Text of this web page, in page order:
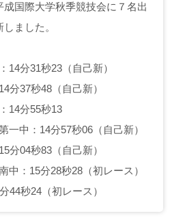
国際大学秋季競技会に７名出
ました。
14分31秒23（自己新）
分37秒48（自己新）
14分55秒13
一中：14分57秒06（自己新）
分04秒83（自己新）
中：15分28秒28（初レース）
44秒24（初レース）